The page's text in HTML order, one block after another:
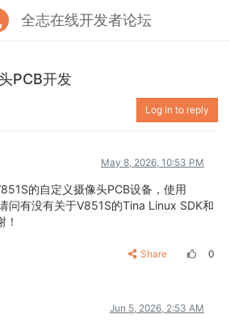
全志在线开发者论坛
PCB开发
Log in to reply
May 8, 2026, 10:53 PM
的自定义摄像头PCB设备，使用
问有没有关于V851S的Tina Linux SDK和
Share 0
Jun 5, 2026, 2:53 AM